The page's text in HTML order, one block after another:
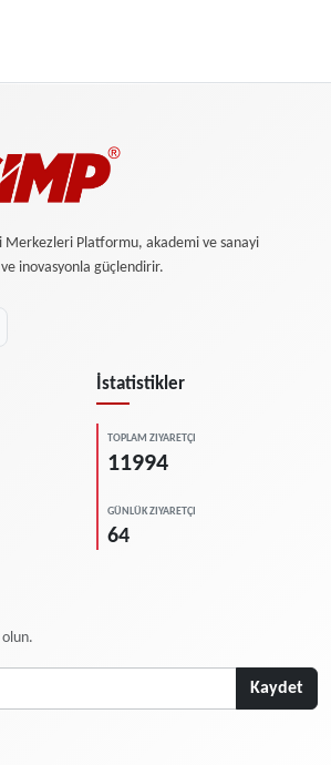
Merkezleri Platformu, akademi ve sanayi
inovasyonla güçlendirir.
İstatistikler
TOPLAM ZIYARETÇI
11994
GÜNLÜK ZIYARETÇI
64
Kaydet